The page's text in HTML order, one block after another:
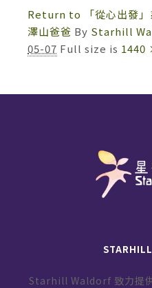
Return to 「從心出發」
澤山爸爸 By Starhill
05-07 Full size is 1440
Starhill Waldorf 致力提